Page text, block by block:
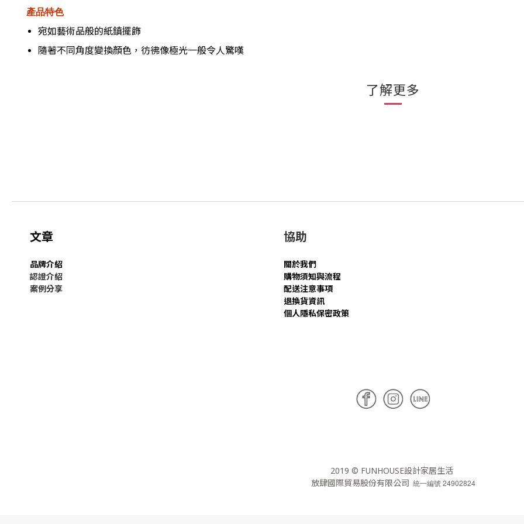
產品特色
宛如藝術品般的紙鎮擺飾
隨著不同角度變換顏色，彷彿像極光一般令人驚嘆
了解更多
文章
品牌介紹
認證介紹
案例分享
協助
關於我們
購物須知與流程
配送注意事項
退換貨資訊
個人隱私保密政策
2019 © FUNHOUSE設計家居生活
放肆國際貿易股份有限公司 統一編號 24902824